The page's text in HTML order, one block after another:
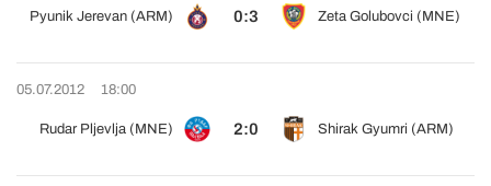
Pyunik Jerevan (ARM) 0:3 Zeta Golubovci (MNE)
05.07.2012 18:00
Rudar Pljevlja (MNE) 2:0 Shirak Gyumri (ARM)